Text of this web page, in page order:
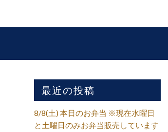
最近の投稿
8/8(土) 本日のお弁当 ※現在水曜日
と土曜日のみお弁当販売しています